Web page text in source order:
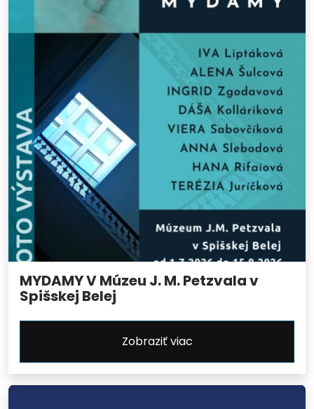
MYDAMY V Múzeu J. M. Petzvala v
Spišskej Belej
Zobraziť viac